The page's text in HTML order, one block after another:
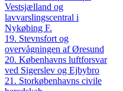
Vestsjælland og
lavvarslingscentral i
Nykøbing F.
19. Stevnsfort og
overvågningen af Øresund
20. Københavns luftforsvar
ved Sigerslev og Ejbybro
21. Storkøbenhavns civile